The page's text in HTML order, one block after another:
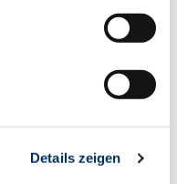
Details zeigen
>